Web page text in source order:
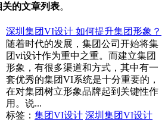
的文章列表。
深圳集团VI设计 如何提升集团形象？
随着时代的发展，集团公司开始将集
团vi设计作为重中之重。而建立集团
形象，有很多渠道和方式，其中有一
套优秀的集团VI系统是十分重要的，
在对集团树立形象品牌起到关键性作
用。说...
标签： 集团VI设计 深圳集团VI设计